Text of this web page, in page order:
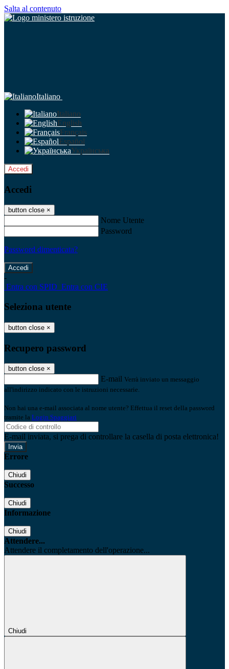
Salta al contenuto
Italiano
Italiano
English
Français
Español
Українська
Accedi
Accedi
button close ×
Nome Utente
Password
Password dimenticata?
-
Entra con SPID Entra con CIE
Seleziona utente
button close ×
Recupero password
button close ×
E-mail Verrà inviato un messaggio
all'indirizzo indicato con le istruzioni necessarie.
Non hai una e-mail associata al nome utente? Effettua il reset della password
tramite la Login Spaggiari
E-mail inviata, si prega di controllare la casella di posta elettronica!
Errore
Chiudi
Successo
Chiudi
Informazione
Chiudi
Attendere...
Attendere il completamento dell'operazione...
Chiudi